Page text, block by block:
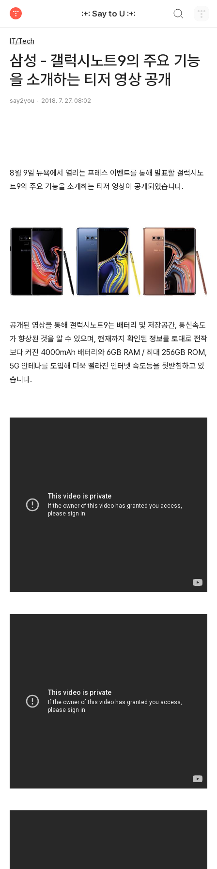
:+: Say to U :+:
IT/Tech
삼성 - 갤럭시노트9의 주요 기능
을 소개하는 티저 영상 공개
say2you 2018. 7. 27. 08:02
8월 9일 뉴욕에서 열리는 프레스 이벤트를 통해 발표할 갤럭시노
트9의 주요 기능을 소개하는 티저 영상이 공개되었습니다.
공개된 영상을 통해 갤럭시노트9는 배터리 및 저장공간, 통신속도
가 향상된 것을 알 수 있으며, 현재까지 확인된 정보를 토대로 전작
보다 커진 4000mAh 배터리와 6GB RAM / 최대 256GB ROM,
5G 안테나를 도입해 더욱 빨라진 인터넷 속도등을 뒷받침하고 있
습니다.